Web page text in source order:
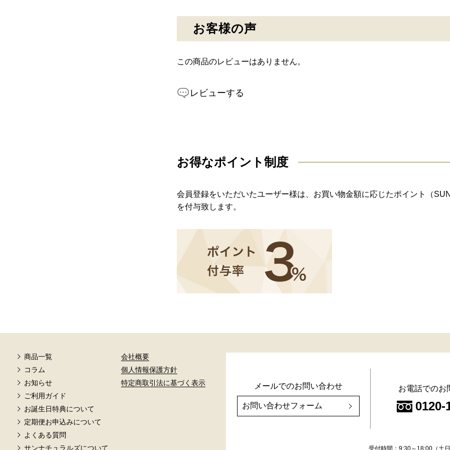
お客様の声
この商品のレビューはありません。
レビューする
お得なポイント制度
会員登録をいただいたユーザー様は、お買い物金額に応じたポイント（SUN
を付与致します。
メールでのお問い合わせ
お問い合わせフォーム
お電話でのお
0120-
受付時間：9:30～18:00（土
商品一覧
コラム
お知らせ
ご利用ガイド
お誕生日特典について
定期便お申込みについて
よくある質問
サンナチュラルズについて
会社概要
個人情報保護方針
特定商取引法に基づく表示